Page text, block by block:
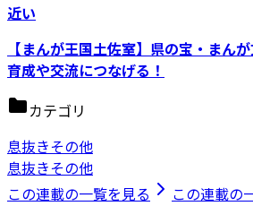
近い
【まんが王国土佐室】県の宝・まん
育成や交流につなげる！
カテゴリ
息抜きその他
息抜きその他
この連載の一覧を見る
この連載の